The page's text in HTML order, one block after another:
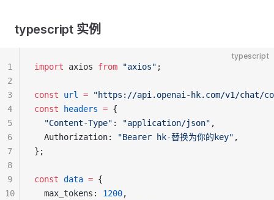
typescript 实例
typescript
import axios from "axios" ;
const url =
"https://api.openai-hk.com/v1/chat/
const
headers = {
"Content-Type" : "application/json" ,
  Authorization:
"Bearer hk-替换为你的key" ,
};
const data = {
  max_tokens:
1200,
1
2
3
4
5
6
7
8
9
10